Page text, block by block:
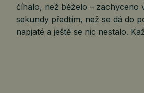
číhalo, než běželo – zachyceno
sekundy předtím, než se dá do
napjaté a ještě se nic nestalo.